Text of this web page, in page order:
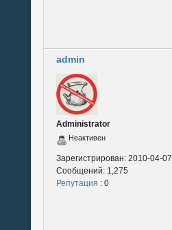
admin
Administrator
Неактивен
Зарегистрирован: 2010-04-07
Сообщений: 1,275
Репутация : 0